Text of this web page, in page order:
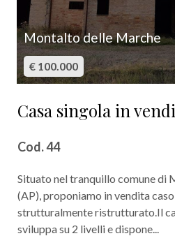
Montalto delle Marche
€ 100.000
Casa singola in
Cod. 44
Situato nel tranquillo comune di
(AP), proponiamo in vendita
strutturalmente ristrutturato.Il
sviluppa su 2 livelli e dispone...
4
5+
Altre
opzioni
-